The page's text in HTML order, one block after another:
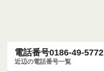
電話番号0186-49-5772
近辺の電話番号一覧